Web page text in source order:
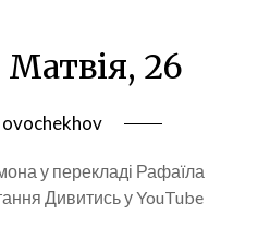
Матвія, 26
у перекладі Рафаїла
Дивитись у YouTube